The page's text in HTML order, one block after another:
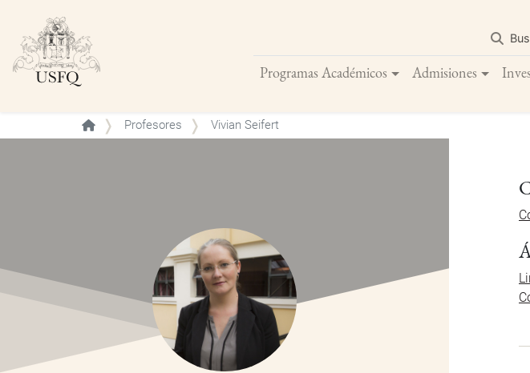
Programas Académicos Admisiones
Buscar
Profesores Vivian Seifert